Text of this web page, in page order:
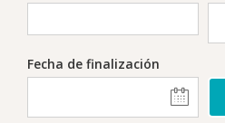
Fecha de finalización